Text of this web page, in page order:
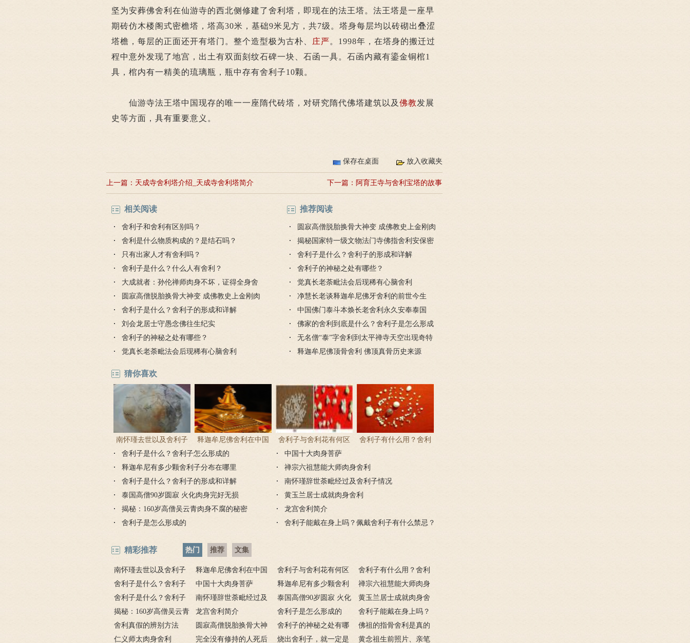
坚为安葬佛舍利在仙游寺的西北侧修建了舍利塔，即现在的法王塔。法王塔是一座早
期砖仿木楼阁式密檐塔，塔高30米，基础9米见方，共7级。塔身每层均以砖砌出叠涩
塔檐，每层的正面还开有塔门。整个造型极为古朴、
庄严。1998年，在塔身的搬迁过
程中意外发现了地宫，出土有双面刻纹石碑一块、石函一具。石函内藏有鎏金铜棺1
具，棺内有一精美的琉璃瓶，瓶中存有舍利子10颗。
仙游寺法王塔中国现存的唯一一座隋代砖塔，对研究隋代佛塔建筑以及 佛教发展
史等方面，具有重要意义。
保存在桌面 放入收藏夹
上一篇： 天成寺舍利塔介绍_天成寺舍利塔简介 下一篇： 阿育王寺与舍利宝塔的故事
相关阅读
舍利子和舍利有区别吗？
舍利是什么物质构成的？是结石吗？
只有出家人才有舍利吗？
舍利子是什么？什么人有舍利？
大成就者：孙伦禅师肉身不坏，证得全身舍
利
圆寂高僧脱胎换骨大神变 成佛教史上金刚肉
身舍利第一人
舍利子是什么？舍利子的形成和详解
刘会龙居士守愚念佛往生纪实
舍利子的神秘之处有哪些？
觉真长老荼毗法会后现稀有心脑舍利
推荐阅读
圆寂高僧脱胎换骨大神变 成佛教史上金刚肉
身舍利第一人
揭秘国家特一级文物法门寺佛指舍利安保密
码
舍利子是什么？舍利子的形成和详解
舍利子的神秘之处有哪些？
觉真长老荼毗法会后现稀有心脑舍利
净慧长老谈释迦牟尼佛牙舍利的前世今生
中国佛门泰斗本焕长老舍利永久安奉泰国
佛家的舍利到底是什么？舍利子是怎么形成
的？
无名僧“泰”字舍利到太平禅寺天空出现奇特
瑞祥
释迦牟尼佛顶骨舍利 佛顶真骨历史来源
猜你喜欢
南怀瑾去世以及舍利子
情况
释迦牟尼佛舍利在中国
有几处？分布在哪里？
舍利子与舍利花有何区
别？什么人才有舍利
花？
舍利子有什么用？舍利
舍利子是什么？舍利子怎么形成的
中国十大肉身菩萨
释迦牟尼有多少颗舍利子分布在哪里
禅宗六祖慧能大师肉身舍利
舍利子是什么？舍利子的形成和详解
南怀瑾辞世荼毗经过及舍利子情况
泰国高僧90岁圆寂 火化肉身完好无损
黄玉兰居士成就肉身舍利
揭秘：160岁高僧吴云青肉身不腐的秘密
龙宫舍利简介
舍利子是怎么形成的
舍利子能戴在身上吗？佩戴舍利子有什么禁忌？
精彩推荐 热门 推荐 文集
南怀瑾去世以及舍利子
情况
释迦牟尼佛舍利在中国
有几处？分布在哪里？
舍利子与舍利花有何区
别？什么人才有舍利
花？
舍利子有什么用？舍利
子的作用
舍利子是什么？舍利子
怎么形成的
中国十大肉身菩萨
释迦牟尼有多少颗舍利
子分布在哪里
禅宗六祖慧能大师肉身
舍利
舍利子是什么？舍利子
的形成和详解
南怀瑾辞世荼毗经过及
舍利子情况
泰国高僧90岁圆寂 火化
肉身完好无损
黄玉兰居士成就肉身舍
利
揭秘：160岁高僧吴云青
肉身不腐的秘密
龙宫舍利简介 舍利子是怎么形成的
舍利子能戴在身上吗？
佩戴舍利子有什么禁
忌？
舍利真假的辨别方法
圆寂高僧脱胎换骨大神
变 成佛教史上金刚肉身舍
舍利子的神秘之处有哪
些？
佛祖的指骨舍利是真的
吗
仁义师太肉身舍利 完全没有修持的人死后 烧出舍利子，就一定是 黄念祖生前照片、亲笔